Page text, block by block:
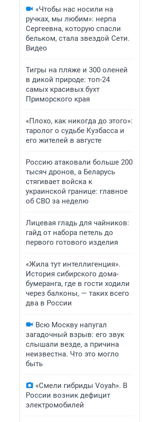
«Чтобы нас носили на
ручках, мы любим»: нерпа
Сергеевна, которую спасли
бельком, стала звездой Сети.
Видео
Тигры на пляже и 300 оленей
в дикой природе: топ-24
самых красивых бухт
Приморского края
«Плохо, как никогда до этого»:
таролог о судьбе Кузбасса и
его жителей в августе
Россию атаковали больше 200
тысяч дронов, а Беларусь
стягивает войска к
украинской границе: главное
об СВО за неделю
Лицевая гладь для чайников:
гайд от набора петель до
первого готового изделия
«Жила тут интеллигенция».
История сибирского дома-
бумеранга, где в гости ходили
через балконы, — таких всего
два в России
Всю Москву напугал
загадочный взрыв: его звук
слышали везде, а причина
неизвестна. Что это могло
быть
«Смели гибриды Voyah». В
России возник дефицит
электромобилей